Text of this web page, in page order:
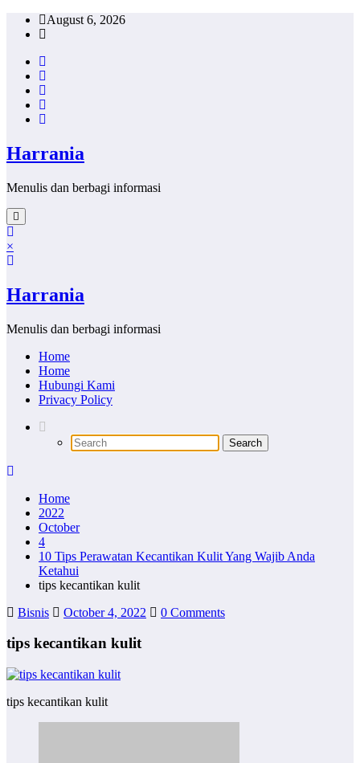
Skip
August 6, 2026
Harrania
Menulis dan berbagi informasi
×
Harrania
Menulis dan berbagi informasi
Home
Home
Hubungi Kami
Privacy Policy
Home
2022
October
4
10 Tips Perawatan Kecantikan Kulit Yang Wajib Anda
Ketahui
tips kecantikan kulit
Bisnis
October 4, 2022 0 Comments
tips kecantikan kulit
tips kecantikan kulit